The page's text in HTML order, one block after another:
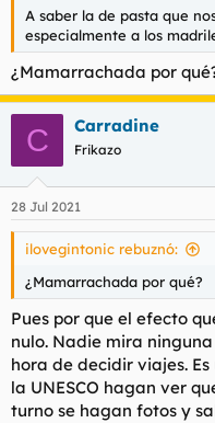
A saber la de pasta que
especialmente a los
¿Mamarrachada por
C Carradine
Frikazo
28 Jul 2021
ilovegintonic rebuznó:
¿Mamarrachada por qué?
Pues por que el efecto
nulo. Nadie mira
hora de decidir viajes.
la UNESCO hagan ver
turno se hagan fotos y